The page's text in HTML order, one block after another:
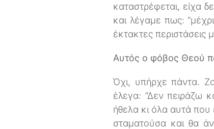
καταστρέφεται, είχα
και λέγαμε πως:
έκτακτες περιστάσεις
Αυτός ο φόβος Θεού
Όχι, υπήρχε πάντα.
έλεγα: “Δεν πειράζω
ήθελα κι όλα αυτά
σταματούσα και θα